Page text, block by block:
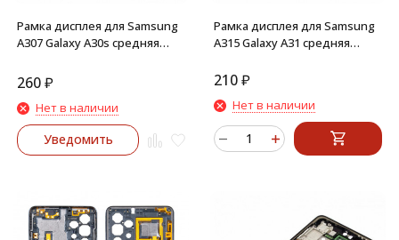
Рамка дисплея для Samsung
A307 Galaxy A30s средняя
260₽
Нет в наличии
Уведомить
Рамка дисплея для Samsung
A315 Galaxy A31 средняя
210₽
Нет в наличии